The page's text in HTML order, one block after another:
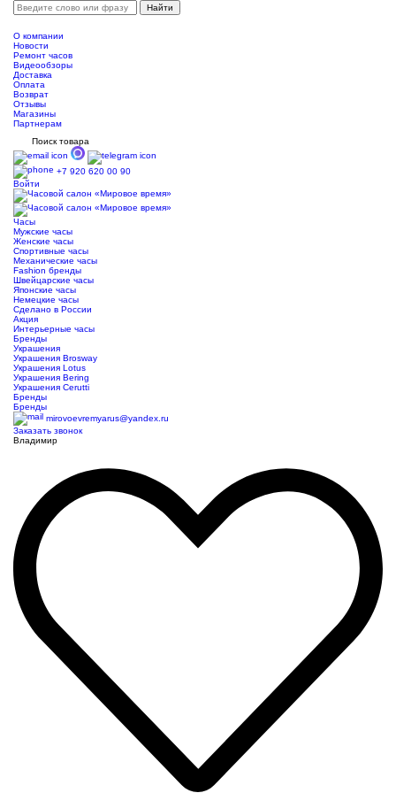
О компании
Новости
Ремонт часов
Видеообзоры
Доставка
Оплата
Возврат
Отзывы
Магазины
Партнерам
Поиск товара
+7 920 620 00 90
Войти
Часы
Мужские часы
Женские часы
Спортивные часы
Механические часы
Fashion бренды
Швейцарские часы
Японские часы
Немецкие часы
Сделано в России
Акция
Интерьерные часы
Бренды
Украшения
Украшения Brosway
Украшения Lotus
Украшения Bering
Украшения Cerutti
Бренды
Бренды
mirovoevremyarus@yandex.ru
Заказать звонок
Владимир